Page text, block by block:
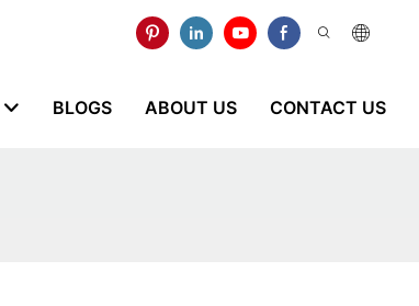
BLOGS ABOUT US CONTACT US